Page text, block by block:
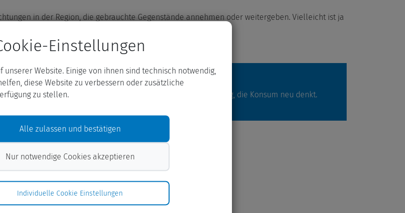
in der Region, die gebrauchte Gegenstände annehmen oder weitergeben. Vielleicht ist ja
neu gedacht.
mit #AWSHComebackStattMüll und werde Teil der Bewegung, die Konsum neu denkt.
Einstellungen
unserer Website. Einige von ihnen sind technisch notwendig,
diese Website zu verbessern oder zusätzliche
zu stellen.
Alle zulassen und bestätigen
Nur notwendige Cookies akzeptieren
Individuelle Cookie Einstellungen